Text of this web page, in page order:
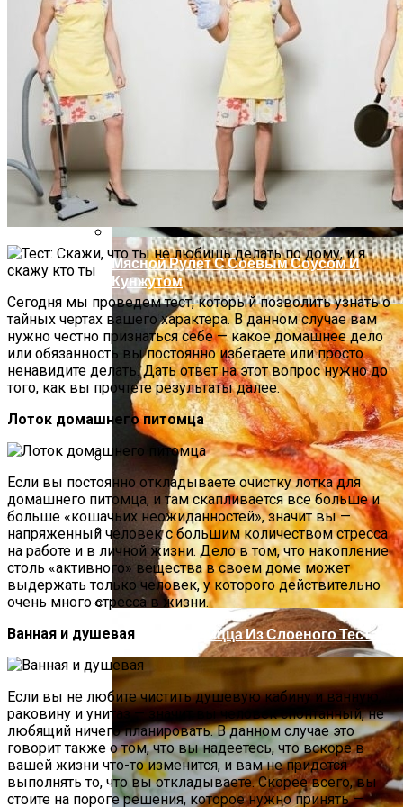
Почему Нельзя Повторно Кипятить
Воду Для Приготовления Чая Или Кофе
Как Повторно Использовать Воду
После Варки Риса
Как Связать Простой Хлопковый
Коврик Для Ванной Комнаты
Как Связать Детские Шорты
Мясной Рулет С Соевым Соусом И
Кунжутом
Необычная Пицца Из Слоеного Теста
Сегодня мы проведем тест, который позволить узнать о
тайных чертах вашего характера. В данном случае вам
нужно честно признаться себе — какое домашнее дело
или обязанность вы постоянно избегаете или просто
ненавидите делать. Дать ответ на этот вопрос нужно до
того, как вы прочтете результаты далее.
Лоток домашнего питомца
Если вы постоянно откладываете очистку лотка для
домашнего питомца, и там скапливается все больше и
больше «кошачьих неожиданностей», значит вы —
напряженный человек с большим количеством стресса
на работе и в личной жизни. Дело в том, что накопление
столь «активного» вещества в своем доме может
выдержать только человек, у которого действительно
очень много стресса в жизни.
Ванная и душевая
Если вы не любите чистить душевую кабину и ванную,
раковину и унитаз — значит вы человек спонтанный, не
любящий ничего планировать. В данном случае это
говорит также о том, что вы надеетесь, что вскоре в
вашей жизни что-то изменится, и вам не придется
выполнять то, что вы откладываете. Скорее всего, вы
стоите на пороге решения, которое нужно принять —